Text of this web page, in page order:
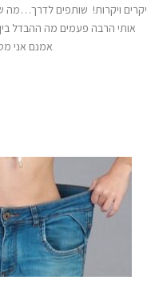
יקרים ויקרות! שותפים לדרך…מה
אותי הרבה פעמים מה ההבדל
אמנם אני